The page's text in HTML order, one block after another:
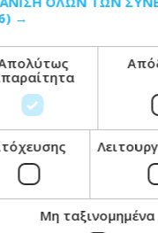
→
Μη ταξινομημένα